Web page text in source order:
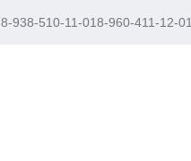
8-938-510-11-018-960-411-12-01